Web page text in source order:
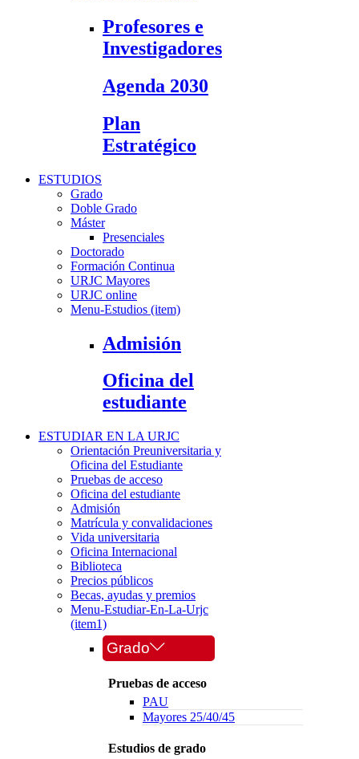
Profesores e
Investigadores
Agenda 2030
Plan
Estratégico
ESTUDIOS
Grado
Doble Grado
Máster
Presenciales
Doctorado
Formación Continua
URJC Mayores
URJC online
Menu-Estudios (item)
Admisión
Oficina del
estudiante
ESTUDIAR EN LA URJC
Orientación Preuniversitaria y
Oficina del Estudiante
Pruebas de acceso
Oficina del estudiante
Admisión
Matrícula y convalidaciones
Vida universitaria
Oficina Internacional
Biblioteca
Precios públicos
Becas, ayudas y premios
Menu-Estudiar-En-La-Urjc
(item1)
Grado
Pruebas de acceso
PAU
Mayores 25/40/45
Estudios de grado